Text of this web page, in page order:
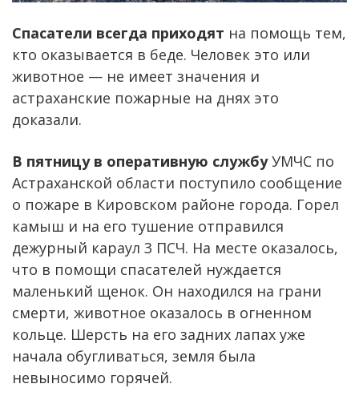
Спасатели всегда приходят на помощь тем,
кто оказывается в беде. Человек это или
животное — не имеет значения и
астраханские пожарные на днях это
доказали.
В пятницу в оперативную службуУМЧС по
Астраханской области поступило сообщение
о пожаре в Кировском районе города. Горел
камыш и на его тушение отправился
дежурный караул 3 ПСЧ. На месте оказалось,
что в помощи спасателей нуждается
маленький щенок. Он находился на грани
смерти, животное оказалось в огненном
кольце. Шерсть на его задних лапах уже
начала обугливаться, земля была
невыносимо горячей.